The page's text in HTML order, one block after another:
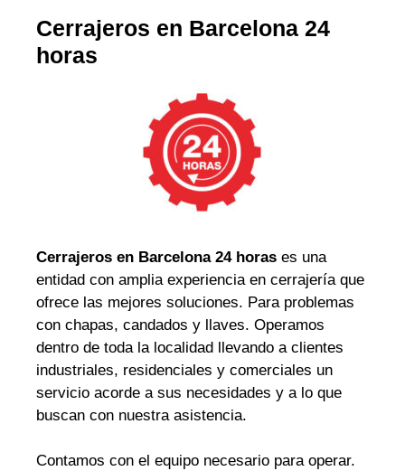
Cerrajeros en Barcelona 24
horas
Cerrajeros en Barcelona 24 horas es una
entidad con amplia experiencia en cerrajería que
ofrece las mejores soluciones. Para problemas
con chapas, candados y llaves. Operamos
dentro de toda la localidad llevando a clientes
industriales, residenciales y comerciales un
servicio acorde a sus necesidades y a lo que
buscan con nuestra asistencia.
Contamos con el equipo necesario para operar.